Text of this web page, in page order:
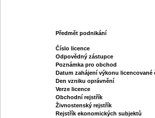
Předmět podnikání
Číslo licence
Odpovědný zástupce
Poznámka pro obchod
Datum zahájení výkonu licencované
Den vzniku oprávnění
Verze licence
Obchodní rejstřík
Živnostenský rejstřík
Rejstřík ekonomických subjektů